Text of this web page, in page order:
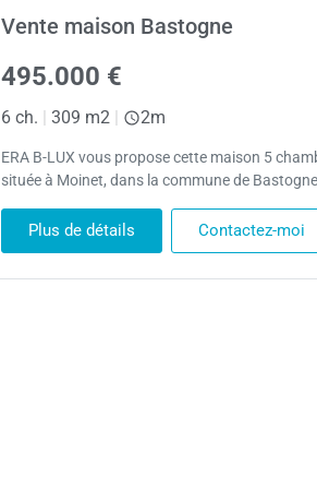
Vente maison Bastogne
495.000 €
6 ch. | 309 m2 | 2m
ERA B-LUX vous propose cette maison 5
située à Moinet, dans la commune de
Plus de détails Contactez-moi